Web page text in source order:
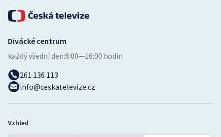
Ostatní
Divácké centrum
každý všední den:8:00—16:00 hodin
261 136 113
info@ceskatelevize.cz
Vzhled